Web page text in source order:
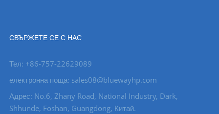
СВЪРЖЕТЕ СЕ С НАС
Тел: +86-757-22629089
електронна поща: sales08@bluewayhp.com
Адрес: No.6, Zhany Road, National Industry, Dark,
Shhunde, Foshan, Guangdong, Китай.